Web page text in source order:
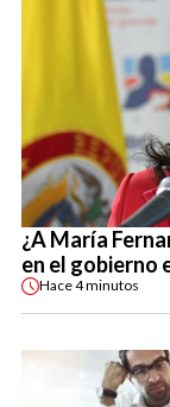
¿A María
en el gobierno
Hace4 minutos